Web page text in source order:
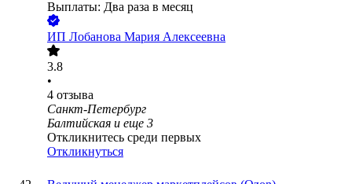
Выплаты: Два раза в месяц
ИП Лобанова Мария Алексеевна
3.8
•
4 отзыва
Санкт-Петербург
Балтийская и еще 3
Откликнитесь среди первых
Откликнуться